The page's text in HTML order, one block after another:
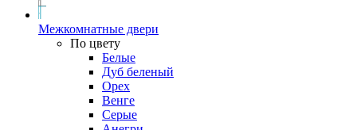
Межкомнатные двери
По цвету
Белые
Дуб беленый
Орех
Венге
Серые